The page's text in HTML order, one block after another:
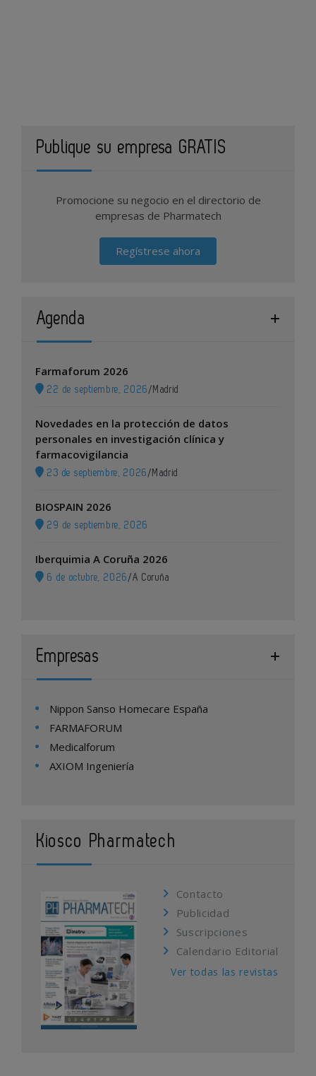
Publique su empresa GRATIS
Promocione su negocio en el directorio de
empresas de Pharmatech
Regístrese ahora
Agenda
Farmaforum 2026
22 de septiembre, 2026 / Madrid
Novedades en la protección de datos
personales en investigación clínica y
farmacovigilancia
23 de septiembre, 2026 / Madrid
BIOSPAIN 2026
29 de septiembre, 2026
Iberquimia A Coruña 2026
6 de octubre, 2026 /A Coruña
Empresas
Nippon Sanso Homecare España
FARMAFORUM
Medicalforum
AXIOM Ingeniería
Kiosco Pharmatech
Contacto
Publicidad
Suscripciones
Calendario Editorial
Ver todas las revistas